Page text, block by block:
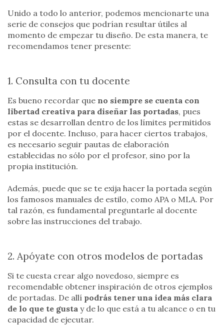
Unido a todo lo anterior, podemos mencionarte una
serie de consejos que podrían resultar útiles al
momento de empezar tu diseño. De esta manera, te
recomendamos tener presente:
1. Consulta con tu docente
Es bueno recordar que no siempre se cuenta con
libertad creativa para diseñar las portadas, pues
estas se desarrollan dentro de los límites permitidos
por el docente. Incluso, para hacer ciertos trabajos,
es necesario seguir pautas de elaboración
establecidas no sólo por el profesor, sino por la
propia institución.
Además, puede que se te exija hacer la portada según
los famosos manuales de estilo, como APA o MLA. Por
tal razón, es fundamental preguntarle al docente
sobre las instrucciones del trabajo.
2. Apóyate con otros modelos de portadas
Si te cuesta crear algo novedoso, siempre es
recomendable obtener inspiración de otros ejemplos
de portadas. De allí podrás tener una idea más clara
de lo que te gusta y de lo que está a tu alcance o en tu
capacidad de ejecutar.